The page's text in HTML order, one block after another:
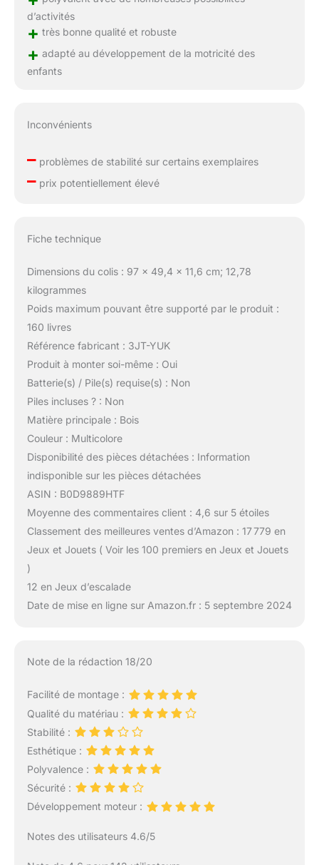
d’activités
+ très bonne qualité et robuste
+ adapté au développement de la motricité des
enfants
Inconvénients
–problèmes de stabilité sur certains exemplaires
–prix potentiellement élevé
Fiche technique
Dimensions du colis : 97 x 49,4 x 11,6 cm; 12,78
kilogrammes
Poids maximum pouvant être supporté par le produit :
160 livres
Référence fabricant : 3JT-YUK
Produit à monter soi-même : Oui
Batterie(s) / Pile(s) requise(s) : Non
Piles incluses ? : Non
Matière principale : Bois
Couleur : Multicolore
Disponibilité des pièces détachées : Information
indisponible sur les pièces détachées
ASIN : B0D9889HTF
Moyenne des commentaires client : 4,6 sur 5 étoiles
Classement des meilleures ventes d’Amazon : 17 779 en
Jeux et Jouets ( Voir les 100 premiers en Jeux et Jouets
)
12 en Jeux d’escalade
Date de mise en ligne sur Amazon.fr : 5 septembre 2024
Note de la rédaction 18/20
Facilité de montage :
Qualité du matériau :
Stabilité :
Esthétique :
Polyvalence :
Sécurité :
Développement moteur :
Notes des utilisateurs 4.6/5